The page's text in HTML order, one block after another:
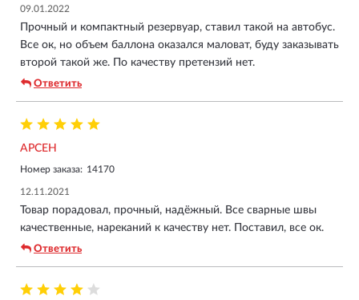
09.01.2022
Прочный и компактный резервуар, ставил такой на автобус.
Все ок, но объем баллона оказался маловат, буду заказывать
второй такой же. По качеству претензий нет.
Ответить
АРСЕН
Номер заказа: 14170
12.11.2021
Товар порадовал, прочный, надёжный. Все сварные швы
качественные, нареканий к качеству нет. Поставил, все ок.
Ответить